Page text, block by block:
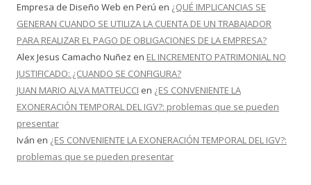
Empresa de Diseño Web en Perú en ¿QUÉ IMPLICANCIAS SE
GENERAN CUANDO SE UTILIZA LA CUENTA DE UN TRABAJADOR
PARA REALIZAR EL PAGO DE OBLIGACIONES DE LA EMPRESA?
Alex Jesus Camacho Nuñez en EL INCREMENTO PATRIMONIAL NO
JUSTIFICADO: ¿CUANDO SE CONFIGURA?
JUAN MARIO ALVA MATTEUCCI en ¿ES CONVENIENTE LA
EXONERACIÓN TEMPORAL DEL IGV?: problemas que se pueden
presentar
Iván en ¿ES CONVENIENTE LA EXONERACIÓN TEMPORAL DEL IGV?:
problemas que se pueden presentar